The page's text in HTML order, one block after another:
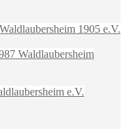
1905 e.V.
Waldlaubersheim
e.V.